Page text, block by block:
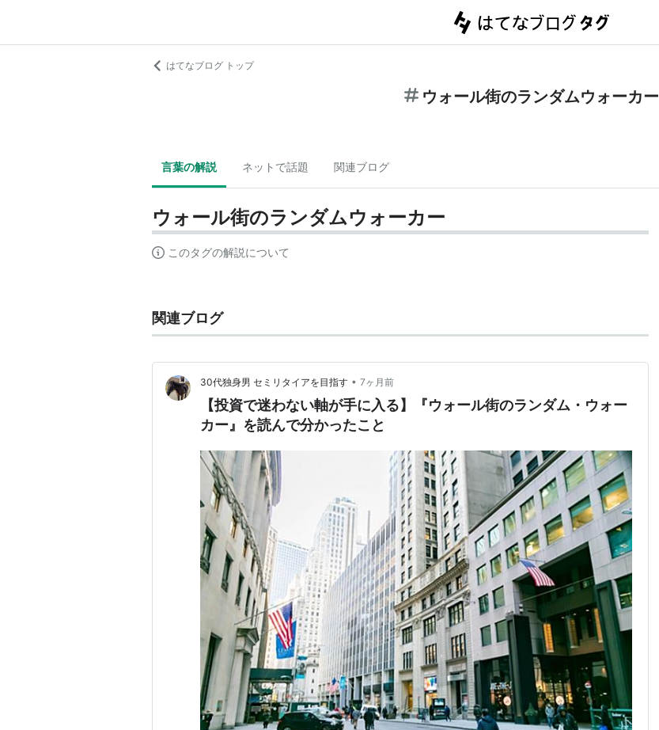
はてなブログ トップ
ウォール街のランダムウォーカー
言葉の解説 ネットで話題 関連ブログ
ウォール街のランダムウォーカー
このタグの解説について
関連ブログ
30代独身男 セミリタイアを目指す • 7ヶ月前
【投資で迷わない軸が手に入る】『ウォール街のランダム・ウォー
カー』を読んで分かったこと